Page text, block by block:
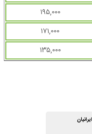
۱۹۵,۰۰۰
۱۷۱,۰۰۰
۱۳۵,۰۰۰